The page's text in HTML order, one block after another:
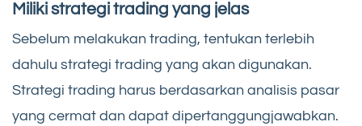
Miliki strategi trading yang jelas
Sebelum melakukan trading, tentukan terlebih
dahulu strategi trading yang akan digunakan.
Strategi trading harus berdasarkan analisis pasar
yang cermat dan dapat dipertanggungjawabkan.